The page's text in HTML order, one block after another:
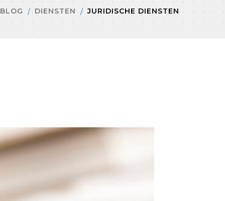
BLOG DIENSTEN JURIDISCHE DIENSTEN